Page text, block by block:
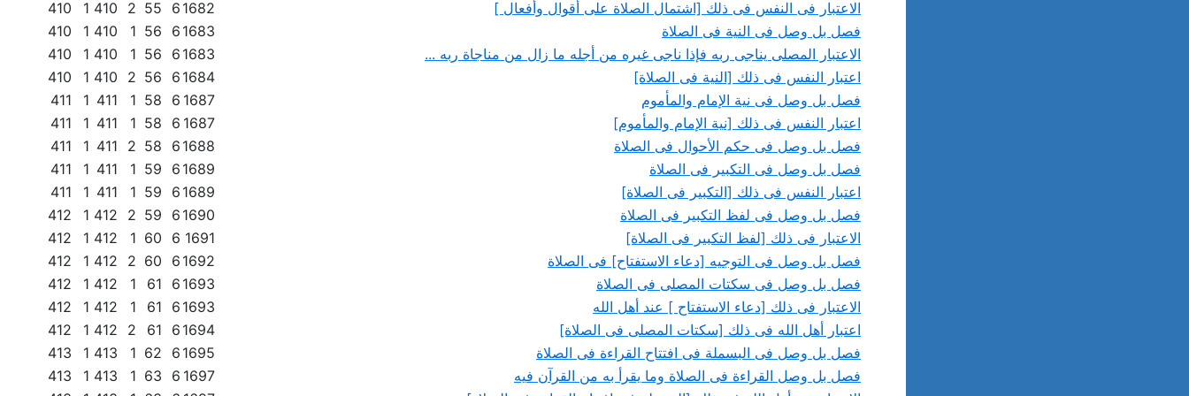
الاعتبار فى النفس فى ذلك [اشتمال الصلاة على أقوال وأفعال ] 1682
6
55
2
410
1
410
فصل بل وصل فى النية فى الصلاة
1683
6
56
1
410
1
410
الاعتبار المصلى يناجى ربه فإذا ناجى غيره من أجله ما زال من مناجاة ربه ...
1683
6
56
1
410
1
410
اعتبار النفس فى ذلك [النية فى الصلاة]
1684
6
56
2
410
1
410
فصل بل وصل فى نية الإمام والمأموم
1687
6
58
1
411
1
411
اعتبار النفس فى ذلك [نية الإمام والمأموم]
1687
6
58
1
411
1
411
فصل بل وصل فى حكم الأحوال فى الصلاة
1688
6
58
2
411
1
411
فصل بل وصل فى التكبير فى الصلاة
1689
6
59
1
411
1
411
اعتبار النفس فى ذلك [التكبير فى الصلاة]
1689
6
59
1
411
1
411
فصل بل وصل فى لفظ التكبير فى الصلاة
1690
6
59
2
412
1
412
الاعتبار فى ذلك [لفظ التكبير فى الصلاة]
1691
6
60
1
412
1
412
فصل بل وصل فى التوجيه [دعاء الاستفتاح] فى الصلاة
1692
6
60
2
412
1
412
فصل بل وصل فى سكتات المصلى فى الصلاة
1693
6
61
1
412
1
412
الاعتبار فى ذلك [دعاء الاستفتاح ] عند أهل الله
1693
6
61
1
412
1
412
اعتبار أهل الله فى ذلك [سكتات المصلى فى الصلاة]
1694
6
61
2
412
1
412
فصل بل وصل فى البسملة فى افتتاح القراءة فى الصلاة
1695
6
62
1
413
1
413
فصل بل وصل القراءة فى الصلاة وما يقرأ به من القرآن فيه
1697
6
63
1
413
1
413